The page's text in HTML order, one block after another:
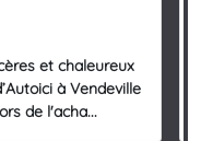
et chaleureux
à Vendeville
de l'acha...